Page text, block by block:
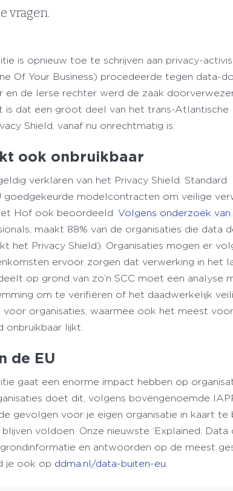
vragen.
is opnieuw toe te schrijven aan privacy-
Of Your Business) procedeerde tegen data-
de Ierse rechter werd de zaak
dat een groot deel van het trans-Atlantische
Shield, vanaf nu onrechtmatig is.
ook onbruikbaar
verklaren van het Privacy Shield. Standard
goedgekeurde modelcontracten om veilige
Hof ook beoordeeld.Volgens onderzoek van
maakt 88% van de organisaties die data
het Privacy Shield). Organisaties mogen er
ervoor zorgen dat verwerking in het
op grond van zo’n SCC moet een analyse
om te verifiëren of het daadwerkelijk
organisaties, waarmee ook het meest
onbruikbaar lijkt.
de EU
gaat een enorme impact hebben op
doet dit, volgens bovengenoemde
gevolgen voor je eigen organisatie in kaart te
voldoen. Onze nieuwste ‘Explained: Data
en antwoorden op de meest
je ook op ddma.nl/data-buiten-eu.